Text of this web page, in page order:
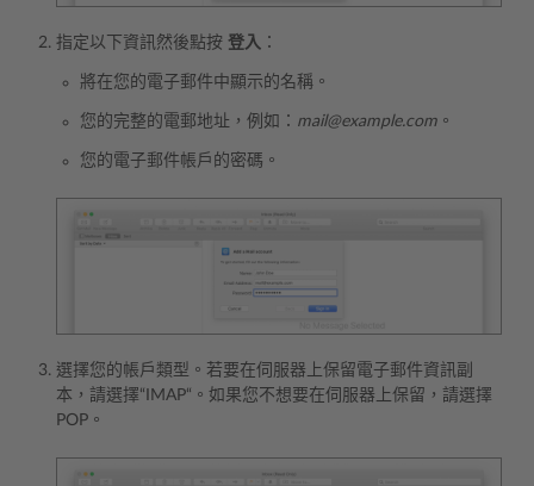
指定以下資訊然後點按 登入 ：
將在您的電子郵件中顯示的名稱。
您的完整的電郵地址，例如： mail@example.com 。
您的電子郵件帳戶的密碼。
選擇您的帳戶類型。若要在伺服器上保留電子郵件資訊副
本，請選擇“IMAP“。如果您不想要在伺服器上保留，請選擇
POP。